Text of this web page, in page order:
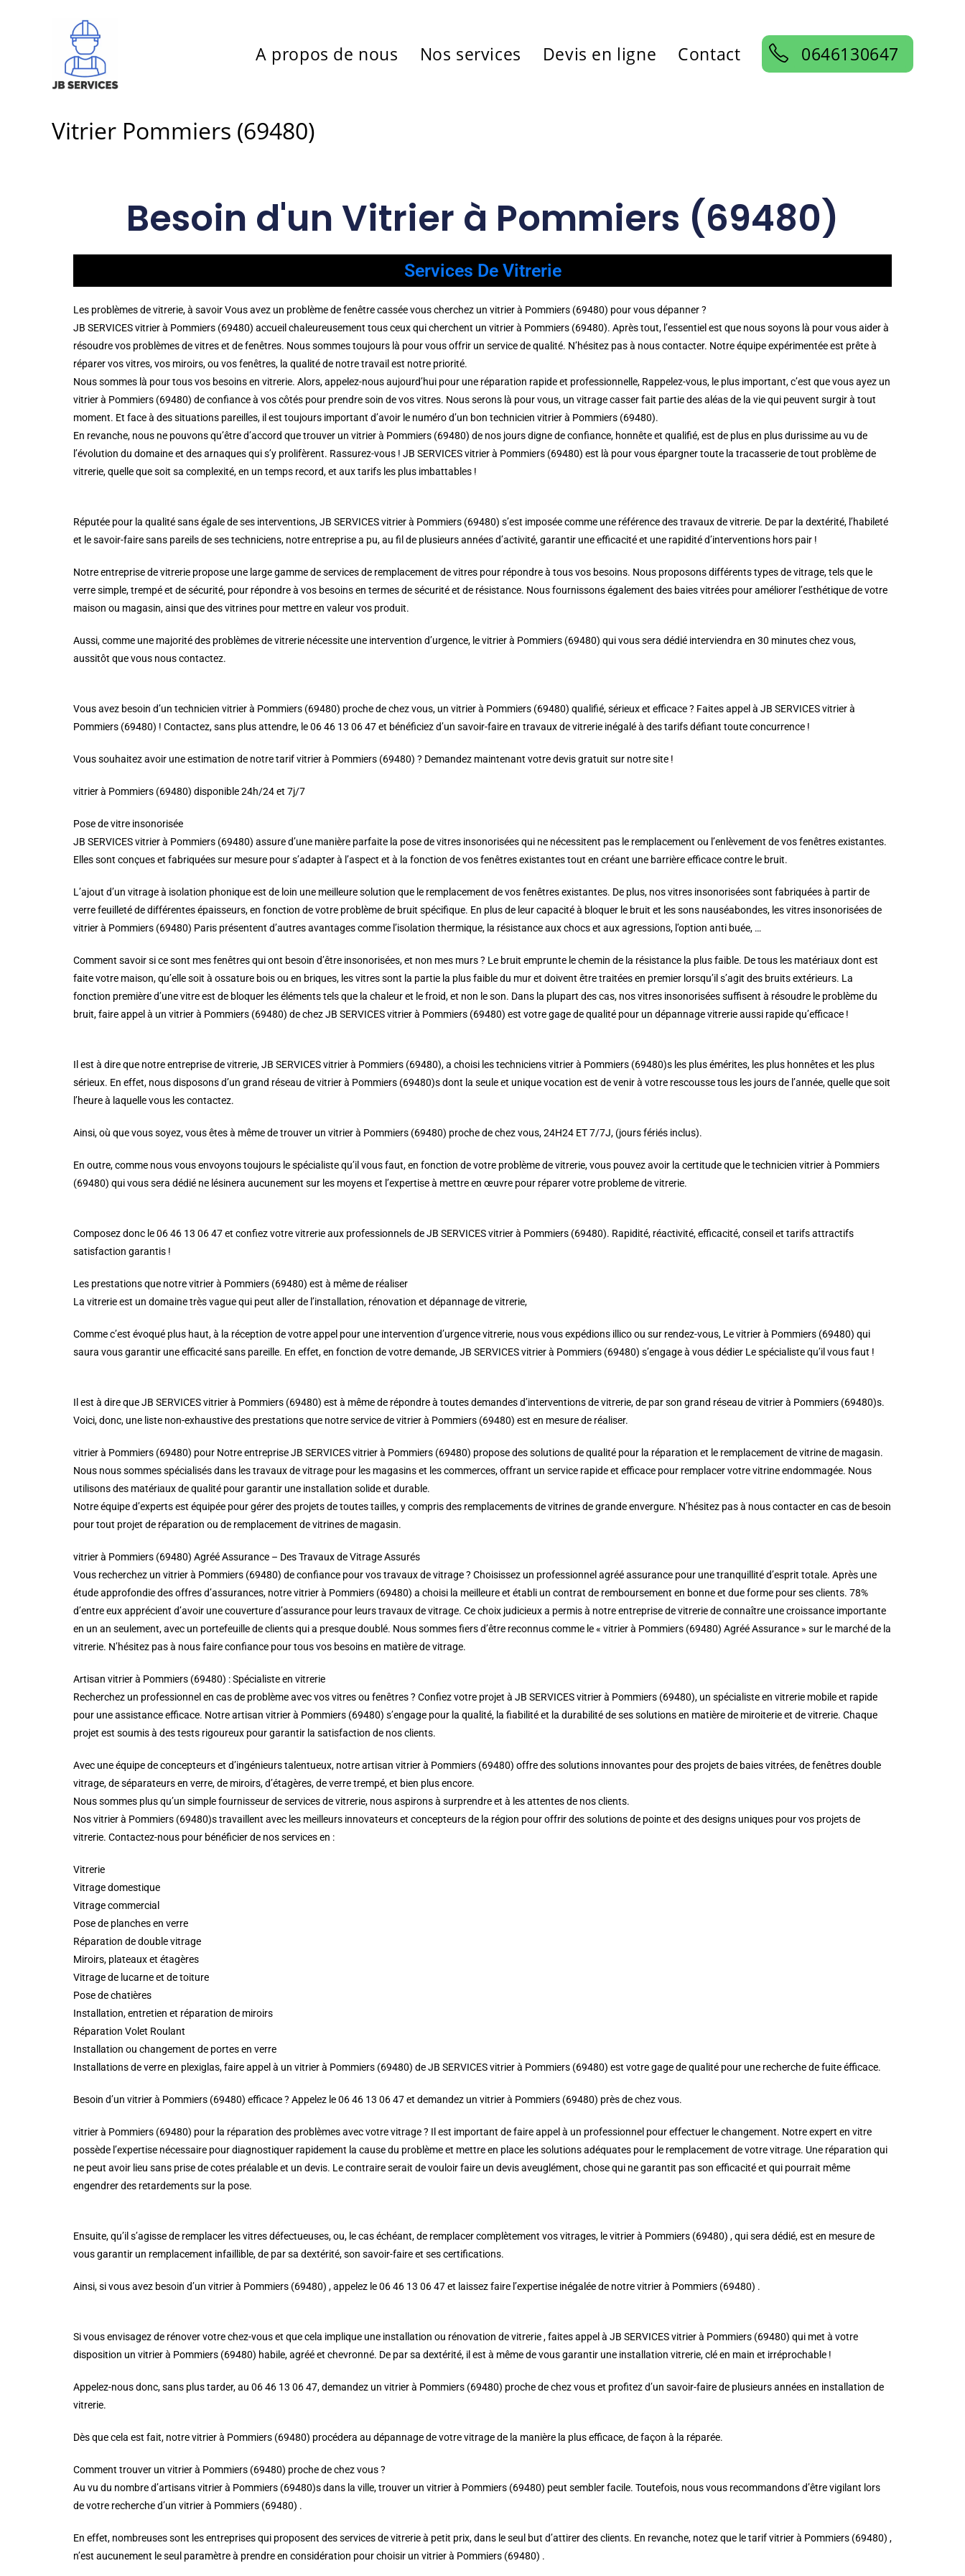
A propos de nous Nos services Devis en ligne Contact 0646130647
Vitrier Pommiers (69480)
Besoin d'un Vitrier à Pommiers (69480)
Services De Vitrerie
Les problèmes de vitrerie, à savoir Vous avez un problème de fenêtre cassée vous cherchez un vitrier à Pommiers (69480) pour vous dépanner ?
JB SERVICES vitrier à Pommiers (69480) accueil chaleureusement tous ceux qui cherchent un vitrier à Pommiers (69480). Après tout, l’essentiel est que nous soyons là pour vous aider à
résoudre vos problèmes de vitres et de fenêtres. Nous sommes toujours là pour vous offrir un service de qualité. N’hésitez pas à nous contacter. Notre équipe expérimentée est prête à
réparer vos vitres, vos miroirs, ou vos fenêtres, la qualité de notre travail est notre priorité.
Nous sommes là pour tous vos besoins en vitrerie. Alors, appelez-nous aujourd’hui pour une réparation rapide et professionnelle, Rappelez-vous, le plus important, c’est que vous ayez un
vitrier à Pommiers (69480) de confiance à vos côtés pour prendre soin de vos vitres. Nous serons là pour vous, un vitrage casser fait partie des aléas de la vie qui peuvent surgir à tout
moment. Et face à des situations pareilles, il est toujours important d’avoir le numéro d’un bon technicien vitrier à Pommiers (69480).
En revanche, nous ne pouvons qu’être d’accord que trouver un vitrier à Pommiers (69480) de nos jours digne de confiance, honnête et qualifié, est de plus en plus durissime au vu de
l’évolution du domaine et des arnaques qui s’y prolifèrent. Rassurez-vous ! JB SERVICES vitrier à Pommiers (69480) est là pour vous épargner toute la tracasserie de tout problème de
vitrerie, quelle que soit sa complexité, en un temps record, et aux tarifs les plus imbattables !
Réputée pour la qualité sans égale de ses interventions, JB SERVICES vitrier à Pommiers (69480) s’est imposée comme une référence des travaux de vitrerie. De par la dextérité, l’habileté
et le savoir-faire sans pareils de ses techniciens, notre entreprise a pu, au fil de plusieurs années d’activité, garantir une efficacité et une rapidité d’interventions hors pair !
Notre entreprise de vitrerie propose une large gamme de services de remplacement de vitres pour répondre à tous vos besoins. Nous proposons différents types de vitrage, tels que le
verre simple, trempé et de sécurité, pour répondre à vos besoins en termes de sécurité et de résistance. Nous fournissons également des baies vitrées pour améliorer l’esthétique de votre
maison ou magasin, ainsi que des vitrines pour mettre en valeur vos produit.
Aussi, comme une majorité des problèmes de vitrerie nécessite une intervention d’urgence, le vitrier à Pommiers (69480) qui vous sera dédié interviendra en 30 minutes chez vous,
aussitôt que vous nous contactez.
Vous avez besoin d’un technicien vitrier à Pommiers (69480) proche de chez vous, un vitrier à Pommiers (69480) qualifié, sérieux et efficace ? Faites appel à JB SERVICES vitrier à
Pommiers (69480) ! Contactez, sans plus attendre, le 06 46 13 06 47 et bénéficiez d’un savoir-faire en travaux de vitrerie inégalé à des tarifs défiant toute concurrence !
Vous souhaitez avoir une estimation de notre tarif vitrier à Pommiers (69480) ? Demandez maintenant votre devis gratuit sur notre site !
vitrier à Pommiers (69480) disponible 24h/24 et 7j/7
Pose de vitre insonorisée
JB SERVICES vitrier à Pommiers (69480) assure d’une manière parfaite la pose de vitres insonorisées qui ne nécessitent pas le remplacement ou l’enlèvement de vos fenêtres existantes.
Elles sont conçues et fabriquées sur mesure pour s’adapter à l’aspect et à la fonction de vos fenêtres existantes tout en créant une barrière efficace contre le bruit.
L’ajout d’un vitrage à isolation phonique est de loin une meilleure solution que le remplacement de vos fenêtres existantes. De plus, nos vitres insonorisées sont fabriquées à partir de
verre feuilleté de différentes épaisseurs, en fonction de votre problème de bruit spécifique. En plus de leur capacité à bloquer le bruit et les sons nauséabondes, les vitres insonorisées de
vitrier à Pommiers (69480) Paris présentent d’autres avantages comme l’isolation thermique, la résistance aux chocs et aux agressions, l’option anti buée, …
Comment savoir si ce sont mes fenêtres qui ont besoin d’être insonorisées, et non mes murs ? Le bruit emprunte le chemin de la résistance la plus faible. De tous les matériaux dont est
faite votre maison, qu’elle soit à ossature bois ou en briques, les vitres sont la partie la plus faible du mur et doivent être traitées en premier lorsqu’il s’agit des bruits extérieurs. La
fonction première d’une vitre est de bloquer les éléments tels que la chaleur et le froid, et non le son. Dans la plupart des cas, nos vitres insonorisées suffisent à résoudre le problème du
bruit, faire appel à un vitrier à Pommiers (69480) de chez JB SERVICES vitrier à Pommiers (69480) est votre gage de qualité pour un dépannage vitrerie aussi rapide qu’efficace !
Il est à dire que notre entreprise de vitrerie, JB SERVICES vitrier à Pommiers (69480), a choisi les techniciens vitrier à Pommiers (69480)s les plus émérites, les plus honnêtes et les plus
sérieux. En effet, nous disposons d’un grand réseau de vitrier à Pommiers (69480)s dont la seule et unique vocation est de venir à votre rescousse tous les jours de l’année, quelle que soit
l’heure à laquelle vous les contactez.
Ainsi, où que vous soyez, vous êtes à même de trouver un vitrier à Pommiers (69480) proche de chez vous, 24H24 ET 7/7J, (jours fériés inclus).
En outre, comme nous vous envoyons toujours le spécialiste qu’il vous faut, en fonction de votre problème de vitrerie, vous pouvez avoir la certitude que le technicien vitrier à Pommiers
(69480) qui vous sera dédié ne lésinera aucunement sur les moyens et l’expertise à mettre en œuvre pour réparer votre probleme de vitrerie.
Composez donc le 06 46 13 06 47 et confiez votre vitrerie aux professionnels de JB SERVICES vitrier à Pommiers (69480). Rapidité, réactivité, efficacité, conseil et tarifs attractifs
satisfaction garantis !
Les prestations que notre vitrier à Pommiers (69480) est à même de réaliser
La vitrerie est un domaine très vague qui peut aller de l’installation, rénovation et dépannage de vitrerie,
Comme c’est évoqué plus haut, à la réception de votre appel pour une intervention d’urgence vitrerie, nous vous expédions illico ou sur rendez-vous, Le vitrier à Pommiers (69480) qui
saura vous garantir une efficacité sans pareille. En effet, en fonction de votre demande, JB SERVICES vitrier à Pommiers (69480) s’engage à vous dédier Le spécialiste qu’il vous faut !
Il est à dire que JB SERVICES vitrier à Pommiers (69480) est à même de répondre à toutes demandes d’interventions de vitrerie, de par son grand réseau de vitrier à Pommiers (69480)s.
Voici, donc, une liste non-exhaustive des prestations que notre service de vitrier à Pommiers (69480) est en mesure de réaliser.
vitrier à Pommiers (69480) pour Notre entreprise JB SERVICES vitrier à Pommiers (69480) propose des solutions de qualité pour la réparation et le remplacement de vitrine de magasin.
Nous nous sommes spécialisés dans les travaux de vitrage pour les magasins et les commerces, offrant un service rapide et efficace pour remplacer votre vitrine endommagée. Nous
utilisons des matériaux de qualité pour garantir une installation solide et durable.
Notre équipe d’experts est équipée pour gérer des projets de toutes tailles, y compris des remplacements de vitrines de grande envergure. N’hésitez pas à nous contacter en cas de besoin
pour tout projet de réparation ou de remplacement de vitrines de magasin.
vitrier à Pommiers (69480) Agréé Assurance – Des Travaux de Vitrage Assurés
Vous recherchez un vitrier à Pommiers (69480) de confiance pour vos travaux de vitrage ? Choisissez un professionnel agréé assurance pour une tranquillité d’esprit totale. Après une
étude approfondie des offres d’assurances, notre vitrier à Pommiers (69480) a choisi la meilleure et établi un contrat de remboursement en bonne et due forme pour ses clients. 78%
d’entre eux apprécient d’avoir une couverture d’assurance pour leurs travaux de vitrage. Ce choix judicieux a permis à notre entreprise de vitrerie de connaître une croissance importante
en un an seulement, avec un portefeuille de clients qui a presque doublé. Nous sommes fiers d’être reconnus comme le « vitrier à Pommiers (69480) Agréé Assurance » sur le marché de la
vitrerie. N’hésitez pas à nous faire confiance pour tous vos besoins en matière de vitrage.
Artisan vitrier à Pommiers (69480) : Spécialiste en vitrerie
Recherchez un professionnel en cas de problème avec vos vitres ou fenêtres ? Confiez votre projet à JB SERVICES vitrier à Pommiers (69480), un spécialiste en vitrerie mobile et rapide
pour une assistance efficace. Notre artisan vitrier à Pommiers (69480) s’engage pour la qualité, la fiabilité et la durabilité de ses solutions en matière de miroiterie et de vitrerie. Chaque
projet est soumis à des tests rigoureux pour garantir la satisfaction de nos clients.
Avec une équipe de concepteurs et d’ingénieurs talentueux, notre artisan vitrier à Pommiers (69480) offre des solutions innovantes pour des projets de baies vitrées, de fenêtres double
vitrage, de séparateurs en verre, de miroirs, d’étagères, de verre trempé, et bien plus encore.
Nous sommes plus qu’un simple fournisseur de services de vitrerie, nous aspirons à surprendre et à les attentes de nos clients.
Nos vitrier à Pommiers (69480)s travaillent avec les meilleurs innovateurs et concepteurs de la région pour offrir des solutions de pointe et des designs uniques pour vos projets de
vitrerie. Contactez-nous pour bénéficier de nos services en :
Vitrerie
Vitrage domestique
Vitrage commercial
Pose de planches en verre
Réparation de double vitrage
Miroirs, plateaux et étagères
Vitrage de lucarne et de toiture
Pose de chatières
Installation, entretien et réparation de miroirs
Réparation Volet Roulant
Installation ou changement de portes en verre
Installations de verre en plexiglas, faire appel à un vitrier à Pommiers (69480) de JB SERVICES vitrier à Pommiers (69480) est votre gage de qualité pour une recherche de fuite éfficace.
Besoin d’un vitrier à Pommiers (69480) efficace ? Appelez le 06 46 13 06 47 et demandez un vitrier à Pommiers (69480) près de chez vous.
vitrier à Pommiers (69480) pour la réparation des problèmes avec votre vitrage ? Il est important de faire appel à un professionnel pour effectuer le changement. Notre expert en vitre
possède l’expertise nécessaire pour diagnostiquer rapidement la cause du problème et mettre en place les solutions adéquates pour le remplacement de votre vitrage. Une réparation qui
ne peut avoir lieu sans prise de cotes préalable et un devis. Le contraire serait de vouloir faire un devis aveuglément, chose qui ne garantit pas son efficacité et qui pourrait même
engendrer des retardements sur la pose.
Ensuite, qu’il s’agisse de remplacer les vitres défectueuses, ou, le cas échéant, de remplacer complètement vos vitrages, le vitrier à Pommiers (69480) , qui sera dédié, est en mesure de
vous garantir un remplacement infaillible, de par sa dextérité, son savoir-faire et ses certifications.
Ainsi, si vous avez besoin d’un vitrier à Pommiers (69480) , appelez le 06 46 13 06 47 et laissez faire l’expertise inégalée de notre vitrier à Pommiers (69480) .
Si vous envisagez de rénover votre chez-vous et que cela implique une installation ou rénovation de vitrerie , faites appel à JB SERVICES vitrier à Pommiers (69480) qui met à votre
disposition un vitrier à Pommiers (69480) habile, agréé et chevronné. De par sa dextérité, il est à même de vous garantir une installation vitrerie, clé en main et irréprochable !
Appelez-nous donc, sans plus tarder, au 06 46 13 06 47, demandez un vitrier à Pommiers (69480) proche de chez vous et profitez d’un savoir-faire de plusieurs années en installation de
vitrerie.
Dès que cela est fait, notre vitrier à Pommiers (69480) procédera au dépannage de votre vitrage de la manière la plus efficace, de façon à la réparée.
Comment trouver un vitrier à Pommiers (69480) proche de chez vous ?
Au vu du nombre d’artisans vitrier à Pommiers (69480)s dans la ville, trouver un vitrier à Pommiers (69480) peut sembler facile. Toutefois, nous vous recommandons d’être vigilant lors
de votre recherche d’un vitrier à Pommiers (69480) .
En effet, nombreuses sont les entreprises qui proposent des services de vitrerie à petit prix, dans le seul but d’attirer des clients. En revanche, notez que le tarif vitrier à Pommiers (69480) ,
n’est aucunement le seul paramètre à prendre en considération pour choisir un vitrier à Pommiers (69480) .